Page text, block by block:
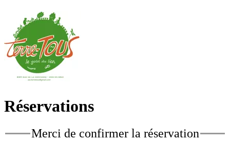
Réservations
Merci de confirmer la réservation